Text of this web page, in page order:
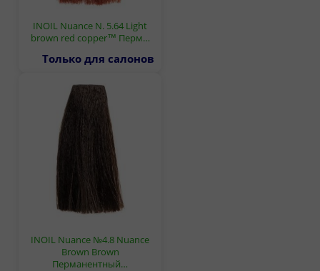
INOIL Nuance N. 5.64 Light
brown red copper™ Перм…
Только для салонов
INOIL Nuance №4.8 Nuance
Brown Brown
Перманентный…